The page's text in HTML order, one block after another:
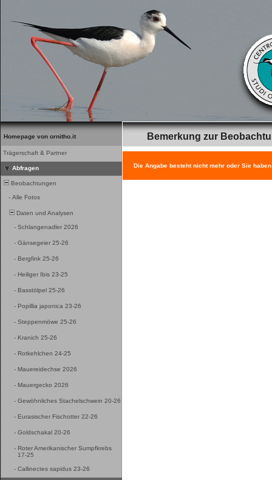
Homepage von ornitho.it
Trägerschaft & Partner
Abfragen
Beobachtungen
- Alle Fotos
Daten und Analysen
- Schlangenadler 2026
- Gänsegeier 25-26
- Bergfink 25-26
- Heiliger Ibis 23-25
- Basstölpel 25-26
- Popillia japonica 23-26
- Steppenmöwe 25-26
- Kranich 25-26
- Rotkehlchen 24-25
- Mauereidechse 2026
- Mauergecko 2026
- Gewöhnliches Stachelschwein 20-26
- Eurasischer Fischotter 22-26
- Goldschakal 20-26
- Roter Amerikanischer Sumpfkrebs
17-25
- Callinectes sapidus 23-26
Bemerkung zur
Die Angabe besteht nicht mehr oder Sie